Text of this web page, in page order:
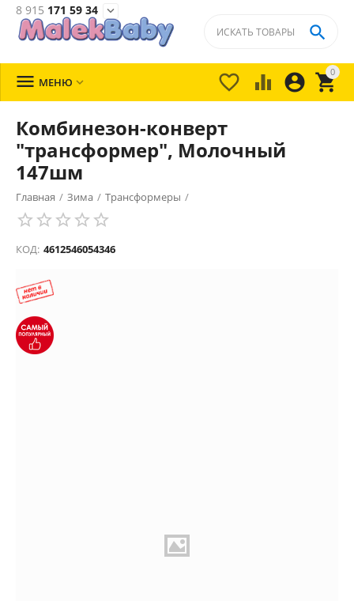
8 915 171 59 34 
0


 

 МЕНЮ 
Комбинезон-конверт
"трансформер", Молочный
147шм
Главная / Зима / Трансформеры /
КОД: 4612546054346